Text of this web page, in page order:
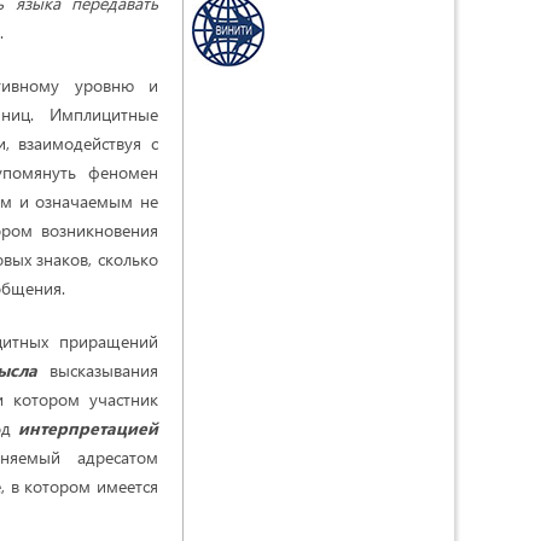
уровню и
Имплицитные
взаимодействуя с
феномен
и означаемым не
возникновения
знаков, сколько
приращений
высказывания
котором участник
интерпретацией
адресатом
в котором имеется